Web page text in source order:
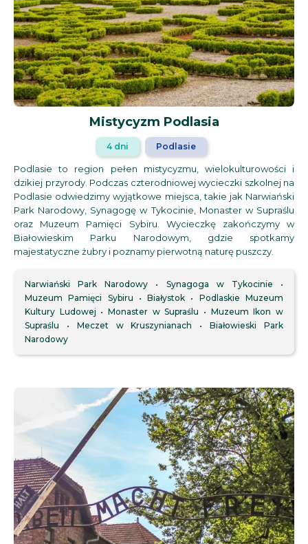
Mistycyzm Podlasia
4 dni Podlasie
Podlasie to region pełen mistycyzmu, wielokulturowości i
dzikiej przyrody. Podczas czterodniowej wycieczki szkolnej na
Podlasie odwiedzimy wyjątkowe miejsca, takie jak Narwiański
Park Narodowy, Synagogę w Tykocinie, Monaster w Supraślu
oraz Muzeum Pamięci Sybiru. Wycieczkę zakończymy w
Białowieskim Parku Narodowym, gdzie spotkamy
majestatyczne żubry i poznamy pierwotną naturę puszczy.
Narwiański Park Narodowy
Synagoga w Tykocinie
Muzeum Pamięci Sybiru
Białystok
Podlaskie Muzeum
Kultury Ludowej
Monaster w Supraślu
Muzeum Ikon w
Supraślu
Meczet w Kruszynianach
Białowieski Park
Narodowy